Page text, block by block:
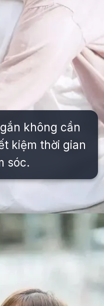
không cần
kiệm thời gian
sóc.